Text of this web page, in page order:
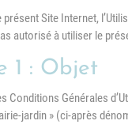
élémentaire
Lentillon"
maternelle "Le
Prince"
présent Site Internet,
autorisé à utiliser le
1 : Objet
Conditions Générales
jardin » (ci-après